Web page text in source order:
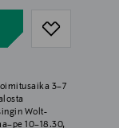
3–7
Wolt-
10–18.30,